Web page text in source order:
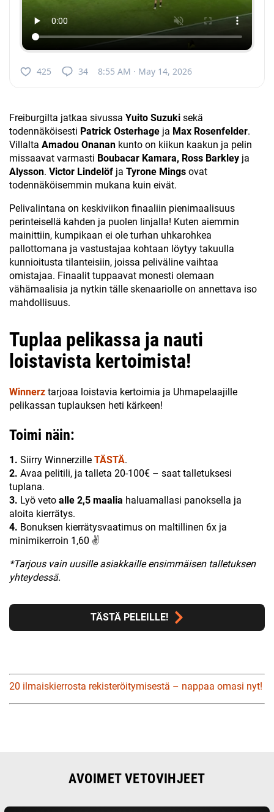
425 34 8:55 AM · May 14, 2026
Freiburgilta jatkaa sivussa Yuito Suzuki sekä
todennäköisesti Patrick Osterhage ja Max Rosenfelder.
Villalta Amadou Onanan kunto on kiikun kaakun ja pelin
missaavat varmasti Boubacar Kamara, Ross Barkley ja
Alysson. Victor Lindelöf ja Tyrone Mings ovat
todennäköisemmin mukana kuin eivät.
Pelivalintana on keskiviikon finaaliin pienimaalisuus
perinteisellä kahden ja puolen linjalla! Kuten aiemmin
mainittiin, kumpikaan ei ole turhan uhkarohkea
pallottomana ja vastustajaa kohtaan löytyy takuulla
kunnioitusta tilanteisiin, joissa peliväline vaihtaa
omistajaa. Finaalit tuppaavat monesti olemaan
vähämaalisia ja nytkin tälle skenaariolle on annettava iso
mahdollisuus.
Tuplaa pelikassa ja nauti
loistavista kertoimista!
Winnerz tarjoaa loistavia kertoimia ja Uhmapelaajille
pelikassan tuplauksen heti kärkeen!
Toimi näin:
1. Siirry Winnerzille TÄSTÄ.
2. Avaa pelitili, ja talleta 20-100€ – saat talletuksesi
tuplana.
3. Lyö veto alle 2,5 maalia haluamallasi panoksella ja
aloita kierrätys.
4. Bonuksen kierrätysvaatimus on maltillinen 6x ja
minimikerroin 1,60 ✌
*Tarjous vain uusille asiakkaille ensimmäisen talletuksen
yhteydessä.
TÄSTÄ PELEILLE!
20 ilmaiskierrosta rekisteröitymisestä – nappaa omasi nyt!
AVOIMET VETOVIHJEET